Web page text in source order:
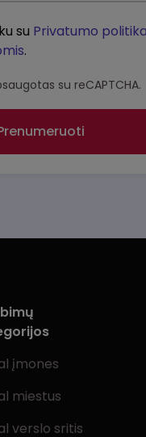
su Privatumo politika
.
su reCAPTCHA.
įmones
miestus
verslo sritis